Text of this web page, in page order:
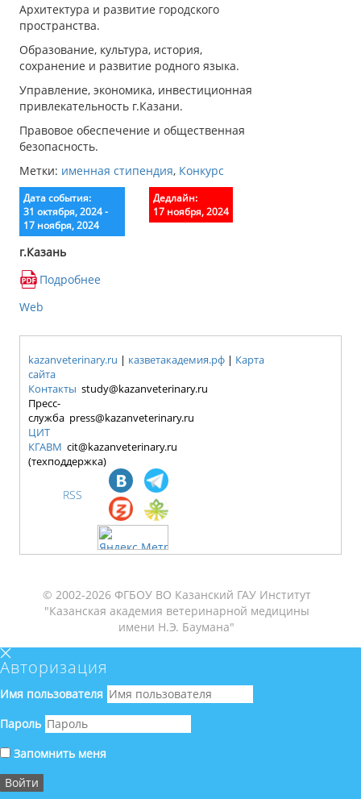
Архитектура и развитие городского
пространства.
Образование, культура, история,
сохранение и развитие родного языка.
Управление, экономика, инвестиционная
привлекательность г.Казани.
Правовое обеспечение и общественная
безопасность.
Метки: именная стипендия, Конкурс
Дата события:
31 октября, 2024 -
17 ноября, 2024
Дедлайн:
17 ноября, 2024
г.Казань
Подробнее
Web
kazanveterinary.ru | казветакадемия.рф | Карта
сайта
Контакты study@kazanveterinary.ru
Пресс-
служба press@kazanveterinary.ru
ЦИТ
КГАВМ cit@kazanveterinary.ru
(техподдержка)
RSS
© 2002-2026 ФГБОУ ВО Казанский ГАУ Институт
"Казанская академия ветеринарной медицины
имени Н.Э. Баумана"
Авторизация
Имя пользователя
Пароль
Запомнить меня